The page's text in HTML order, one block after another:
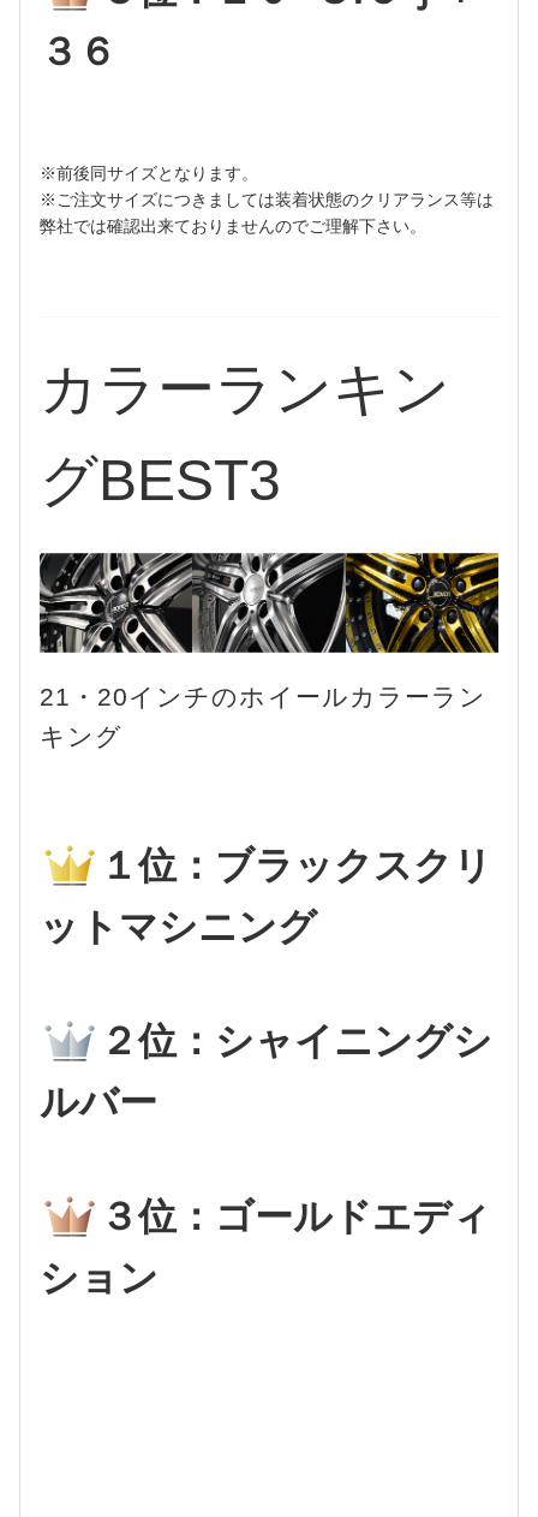
３６
※前後同サイズとなります。
※ご注文サイズにつきましては装着状態のクリアランス等は
弊社では確認出来ておりませんのでご理解下さい。
カラーランキン
グBEST3
21・20インチのホイールカラーラン
キング
１位：ブラックスクリ
ットマシニング
２位：シャイニングシ
ルバー
３位：ゴールドエディ
ション